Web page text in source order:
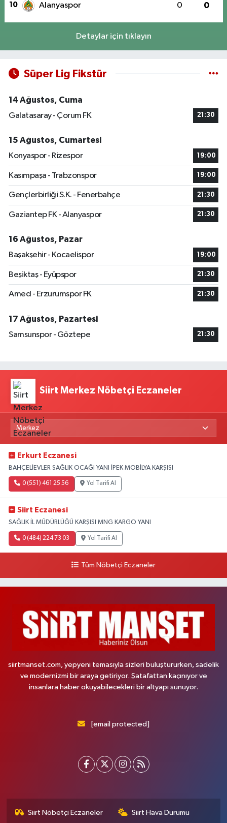
10 Alanyaspor 0 0
Detaylar için tıklayın
Süper Lig Fikstür
14 Ağustos, Cuma
Galatasaray - Çorum FK
21:30
15 Ağustos, Cumartesi
Konyaspor - Rizespor
19:00
Kasımpaşa - Trabzonspor 19:00
Gençlerbirliği S.K. - Fenerbahçe 21:30
Gaziantep FK - Alanyaspor 21:30
16 Ağustos, Pazar
Başakşehir - Kocaelispor
19:00
Beşiktaş - Eyüpspor 21:30
Amed - Erzurumspor FK 21:30
17 Ağustos, Pazartesi
Samsunspor - Göztepe
21:30
Siirt Merkez Nöbetçi Eczaneler
Erkurt Eczanesi
BAHÇELİEVLER SAĞLIK OCAĞI YANI İPEK MOBİLYA KARŞISI
0 (551) 461 25 56 Yol Tarifi Al
Siirt Eczanesi
SAĞLIK İL MÜDÜRLÜĞÜ KARŞISI MNG KARGO YANI
0 (484) 224 73 03 Yol Tarifi Al
Tüm Nöbetçi Eczaneler
siirtmanset.com, yepyeni temasıyla sizleri buluştururken, sadelik
ve modernizmi bir araya getiriyor. Şatafattan kaçınıyor ve
insanlara haber okuyabilecekleri bir altyapı sunuyor.
[email protected]
Siirt Nöbetçi Eczaneler Siirt Hava Durumu